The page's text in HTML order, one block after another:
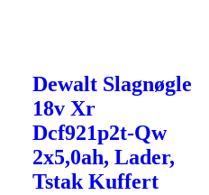
Dewalt Slagnøgle
18v Xr
Dcf921p2t-Qw
2x5,0ah, Lader,
Tstak Kuffert